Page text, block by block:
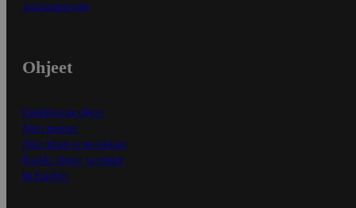
Asiakaspalvelu
Ohjeet
Ensitilaajan ohjeet
Näin maksat
Näin tilaat ja muokkaat
Kaikki ohjeet ja vinkit
In English